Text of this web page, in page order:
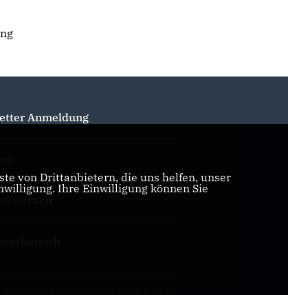
Anmeldung
von Drittanbietern, die uns helfen, unser
Ihre Einwilligung können Sie